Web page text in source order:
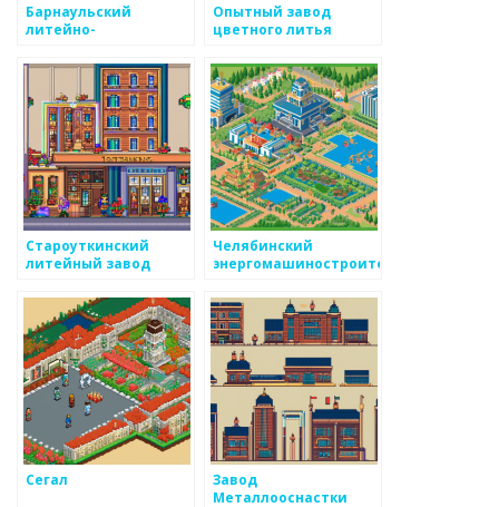
Барнаульский
литейно-
Опытный завод
цветного литья
Староуткинский
литейный завод
Челябинский
энергомашиностроительный
Сегал
Завод
Металлооснастки